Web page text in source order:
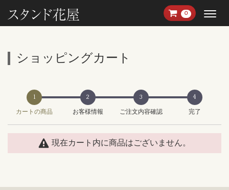
0 Menu
ショッピングカート
1
カートの商品
2
お客様情報
3
ご注文内容確認
4
完了
現在カート内に商品はございません。